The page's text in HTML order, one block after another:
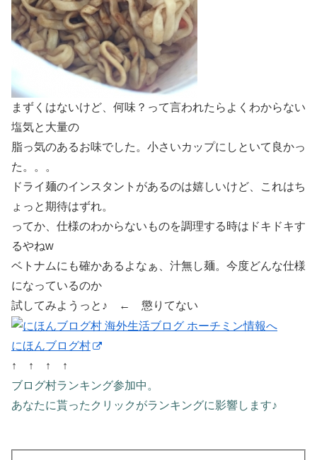
まずくはないけど、何味？って言われたらよくわからない
塩気と大量の
脂っ気のあるお味でした。小さいカップにしといて良かっ
た。。。
ドライ麺のインスタントがあるのは嬉しいけど、これはち
ょっと期待はずれ。
ってか、仕様のわからないものを調理する時はドキドキす
るやねw
ベトナムにも確かあるよなぁ、汁無し麺。今度どんな仕様
になっているのか
試してみようっと♪ ← 懲りてない
にほんブログ村
↑ ↑ ↑ ↑
ブログ村ランキング参加中。
あなたに貰ったクリックがランキングに影響します♪